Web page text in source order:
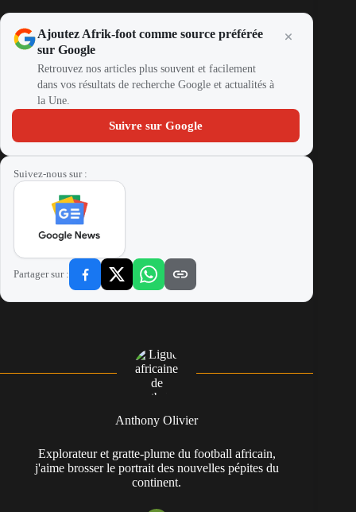
Ajoutez Afrik-foot comme source préférée
sur Google
Retrouvez nos articles plus souvent et facilement
dans vos résultats de recherche Google et actualités à
la Une.
Suivre sur Google
Suivez-nous sur :
Partager sur :
Anthony Olivier
Explorateur et gratte-plume du football africain,
j'aime brosser le portrait des nouvelles pépites du
continent.